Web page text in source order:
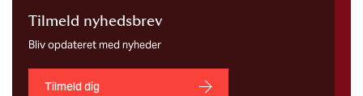
Tilmeld nyhedsbrev
Bliv opdateret med nyheder
Tilmeld dig